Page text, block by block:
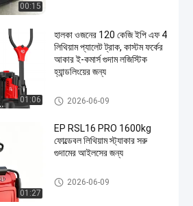
00:15
01:06
হালকা ওজনের 120 কেজি ইপি এফ 4
লিথিয়াম প্যালেট ট্রাক, কাস্টম ফর্কের
আকার ই-কমার্স গুদাম লজিস্টিক
হ্যান্ডলিংয়ের জন্য
হ্যান্ড প্যালেট ট্রাক
2026-06-09
01:27
EP RSL16 PRO 1600kg
ফোল্ডেবল লিথিয়াম স্ট্যাকার সরু
গুদামের আইলসের জন্য
বৈদ্যুতিক স্ট্যাকার
2026-06-09